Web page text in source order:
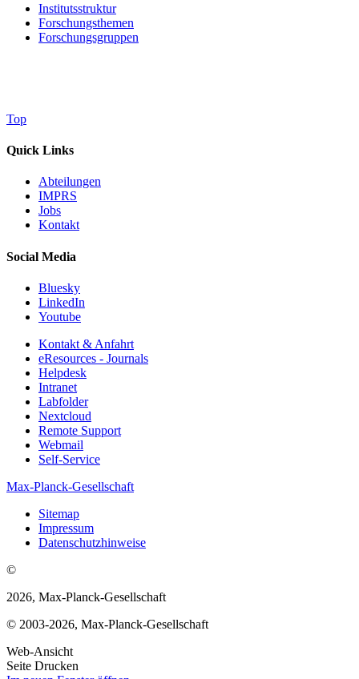
Institutsstruktur
Forschungsthemen
Forschungsgruppen
Top
Quick Links
Abteilungen
IMPRS
Jobs
Kontakt
Social Media
Bluesky
LinkedIn
Youtube
Kontakt & Anfahrt
eResources - Journals
Helpdesk
Intranet
Labfolder
Nextcloud
Remote Support
Webmail
Self-Service
Max-Planck-Gesellschaft
Sitemap
Impressum
Datenschutzhinweise
©
2026, Max-Planck-Gesellschaft
© 2003-2026, Max-Planck-Gesellschaft
Web-Ansicht
Seite Drucken